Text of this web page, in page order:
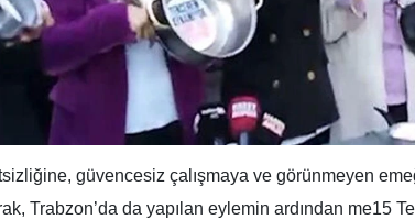
güvencesiz çalışmaya ve görünmeyen
Trabzon’da da yapılan eylemin ardından me15